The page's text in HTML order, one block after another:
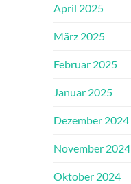
April 2025
März 2025
Februar 2025
Januar 2025
Dezember 2024
November 2024
Oktober 2024